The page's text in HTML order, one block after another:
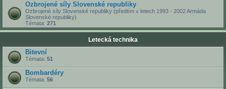
Ozbrojené síly Slovenské republiky
Ozbrojené síly Slovenské republiky (předtím v letech 1993 - 2002 Armáda
Slovenské republiky)
Témata: 271
Letecká technika
Bitevní
Témata: 51
Bombardéry
Témata: 56